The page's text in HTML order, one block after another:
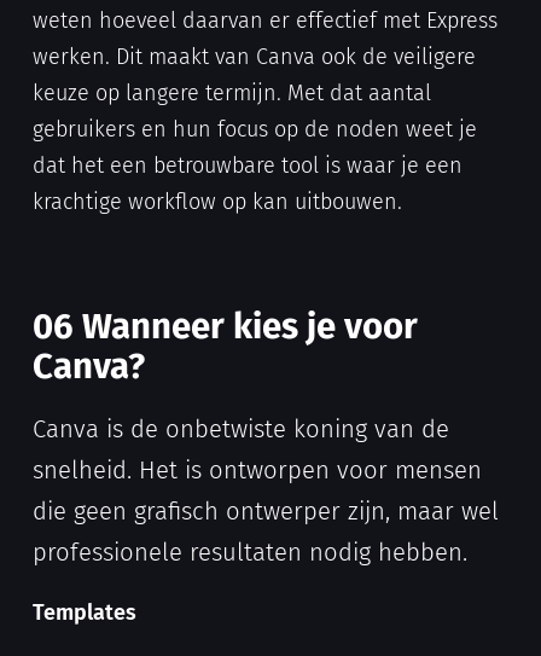
weten hoeveel daarvan er effectief met Express
werken. Dit maakt van Canva ook de veiligere
keuze op langere termijn. Met dat aantal
gebruikers en hun focus op de noden weet je
dat het een betrouwbare tool is waar je een
krachtige workflow op kan uitbouwen.
06 Wanneer kies je voor
Canva?
Canva is de onbetwiste koning van de
snelheid. Het is ontworpen voor mensen
die geen grafisch ontwerper zijn, maar wel
professionele resultaten nodig hebben.
Templates